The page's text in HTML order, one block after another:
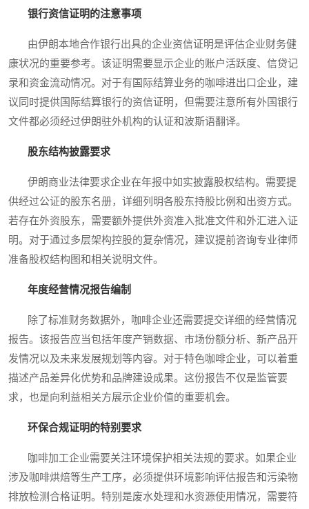
银行资信证明的注意事项
由伊朗本地合作银行出具的企业资信证明是评估企业财务健
康状况的重要参考。该证明需要显示企业的账户活跃度、信贷记
录和资金流动情况。对于有国际结算业务的咖啡进出口企业，建
议同时提供国际结算银行的资信证明，但需要注意所有外国银行
文件都必须经过伊朗驻外机构的认证和波斯语翻译。
股东结构披露要求
伊朗商业法律要求企业在年报中如实披露股权结构。需要提
供经过公证的股东名册，详细列明各股东持股比例和出资方式。
若存在外资股东，需要额外提供外资准入批准文件和外汇进入证
明。对于通过多层架构控股的复杂情况，建议提前咨询专业律师
准备股权结构图和相关说明文件。
年度经营情况报告编制
除了标准财务数据外，咖啡企业还需要提交详细的经营情况
报告。该报告应当包括年度产销数据、市场份额分析、新产品开
发情况以及未来发展规划等内容。对于特色咖啡企业，可以着重
描述产品差异化优势和品牌建设成果。这份报告不仅是监管要
求，也是向利益相关方展示企业价值的重要机会。
环保合规证明的特别要求
咖啡加工企业需要关注环境保护相关法规的要求。如果企业
涉及咖啡烘焙等生产工序，必须提供环境影响评估报告和污染物
排放检测合格证明。特别是废水处理和水资源使用情况，需要符